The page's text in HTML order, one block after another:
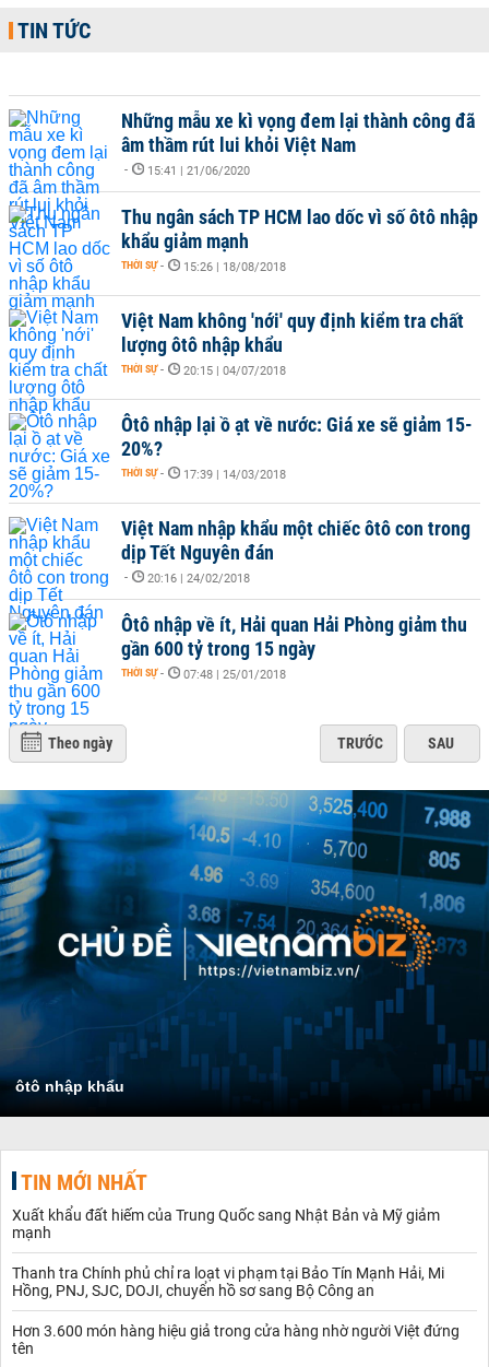
TIN TỨC
Những mẫu xe kì vọng đem lại thành công đã
âm thầm rút lui khỏi Việt Nam
- 15:41 | 21/06/2020
Thu ngân sách TP HCM lao dốc vì số ôtô nhập
khẩu giảm mạnh
THỜI SỰ - 15:26 | 18/08/2018
Việt Nam không 'nới' quy định kiểm tra chất
lượng ôtô nhập khẩu
THỜI SỰ - 20:15 | 04/07/2018
Ôtô nhập lại ồ ạt về nước: Giá xe sẽ giảm 15-
20%?
THỜI SỰ - 17:39 | 14/03/2018
Việt Nam nhập khẩu một chiếc ôtô con trong
dịp Tết Nguyên đán
- 20:16 | 24/02/2018
Ôtô nhập về ít, Hải quan Hải Phòng giảm thu
gần 600 tỷ trong 15 ngày
THỜI SỰ - 07:48 | 25/01/2018
Theo ngày TRƯỚC SAU
ôtô nhập khẩu
TIN MỚI NHẤT
Xuất khẩu đất hiếm của Trung Quốc sang Nhật Bản và Mỹ giảm
mạnh
Thanh tra Chính phủ chỉ ra loạt vi phạm tại Bảo Tín Mạnh Hải, Mi
Hồng, PNJ, SJC, DOJI, chuyển hồ sơ sang Bộ Công an
Hơn 3.600 món hàng hiệu giả trong cửa hàng nhờ người Việt đứng
tên